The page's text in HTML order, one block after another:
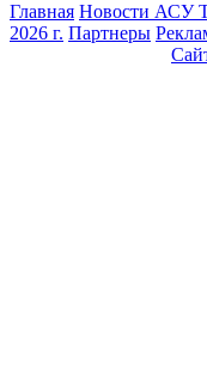
Главная Новости АСУ
2026 г. Партнеры